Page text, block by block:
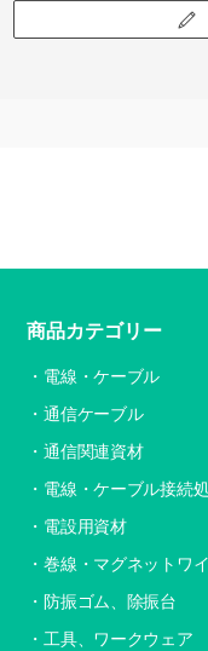
商品カテゴリー
電線・ケーブル
通信ケーブル
通信関連資材
電線・ケーブル接続
電設用資材
巻線・マグネットワ
防振ゴム、除振台
工具、ワークウェア